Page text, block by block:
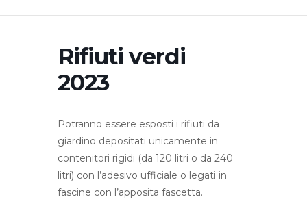
Rifiuti verdi
2023
Potranno essere esposti i rifiuti da
giardino depositati unicamente in
contenitori rigidi (da 120 litri o da 240
litri) con l’adesivo ufficiale o legati in
fascine con l’apposita fascetta.